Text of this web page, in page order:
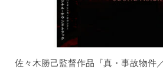
佐々木勝己監督作品『真・事故物件